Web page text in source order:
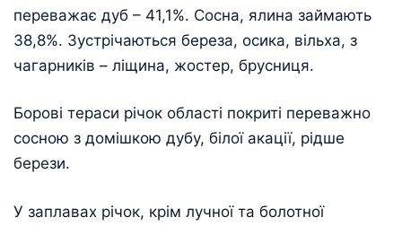
переважає дуб – 41,1%. Сосна, ялина займають
38,8%. Зустрічаються береза, осика, вільха, з
чагарників – ліщина, жостер, брусниця.
Борові тераси річок області покриті переважно
сосною з домішкою дубу, білої акації, рідше
берези.
У заплавах річок, крім лучної та болотної